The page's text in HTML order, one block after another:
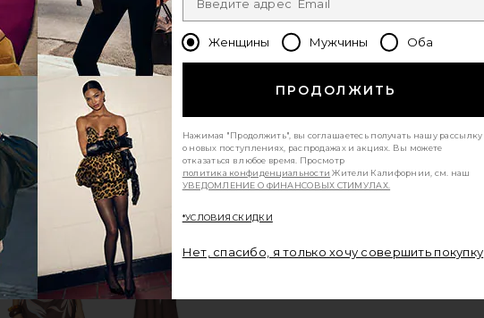
НА ПЛЕЧО
8 Other Reasons
$122
КОМБИНАЦИЯ FREE
PEOPLE FIONA
Free People
ЛИДЕР ПРОДАЖ
MARTINA ROSE
JODY
избранноеТОП TOPизбранноеЮБКА SKIRT
Женщины Мужчины Оба
ПРОДОЛЖИТЬ
Нажимая "Продолжить", вы соглашаетесь получать нашу рассылку
о новых поступлениях, распродажах и акциях. Вы можете
отказаться в любое время. Просмотр
политика конфиденциальности Жители Калифорнии, см. наш
УВЕДОМЛЕНИЕ О ФИНАНСОВЫХ СТИМУЛАХ.
*УСЛОВИЯ СКИДКИ
Нет, спасибо, я только хочу совершить покупку